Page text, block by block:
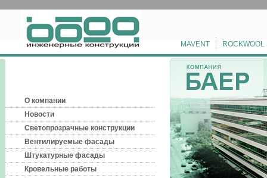
MAVENT ROCKWOOL
О компании
Новости
Светопрозрачные конструкции
Вентилируемые фасады
Штукатурные фасады
Кровельные работы